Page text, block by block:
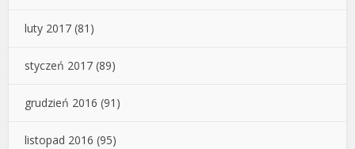
luty 2017 (81)
styczeń 2017 (89)
grudzień 2016 (91)
listopad 2016 (95)